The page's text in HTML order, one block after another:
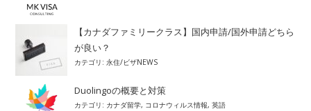
【カナダファミリークラス】国内申請/国外申請どちら
が良い？
カテゴリ:永住/ビザNEWS
Duolingoの概要と対策
カテゴリ: カナダ留学, コロナウィルス情報,英語